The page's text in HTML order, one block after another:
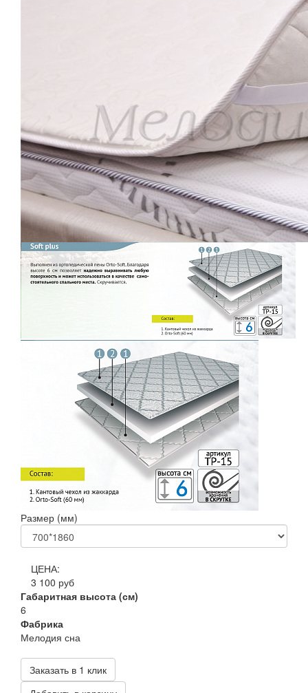
Размер (мм)
ЦЕНА:
3 100 руб
Габаритная высота (см)
6
Фабрика
Мелодия сна
Заказать в 1 клик